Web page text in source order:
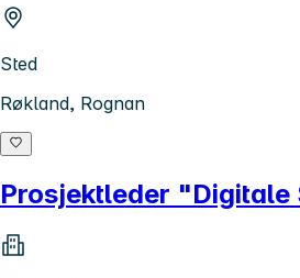
Sted
Røkland, Rognan
Prosjektleder "Digitale